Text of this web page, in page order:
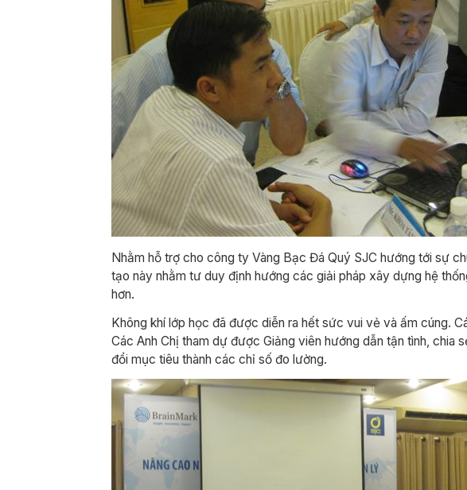
Nhằm hỗ trợ cho công ty Vàng Bạc Đá Quý SJC hướng tới sự
tạo này nhằm tư duy định hướng các giải pháp xây dựng hệ
hơn.
Không khí lớp học đã được diễn ra hết sức vui vẻ và ấm cúng.
Các Anh Chị tham dự được Giảng viên hướng dẫn tận tình,
đổi mục tiêu thành các chỉ số đo lường.